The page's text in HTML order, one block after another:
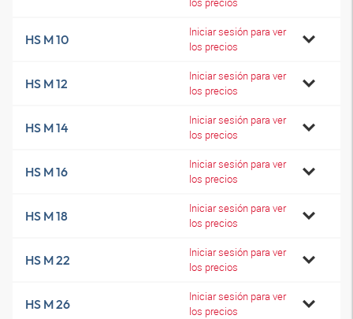
HS M 10
Iniciar sesión para ver
los precios
HS M 12
Iniciar sesión para ver
los precios
HS M 14
Iniciar sesión para ver
los precios
HS M 16
Iniciar sesión para ver
los precios
HS M 18
Iniciar sesión para ver
los precios
HS M 22
Iniciar sesión para ver
los precios
HS M 26
Iniciar sesión para ver
los precios